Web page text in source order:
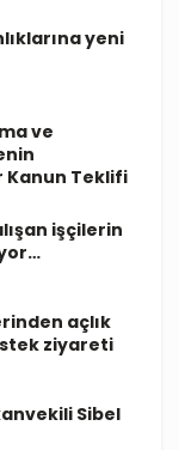
yeni
ve
Kanun Teklifi
işçilerin
açlık
ziyareti
Sibel